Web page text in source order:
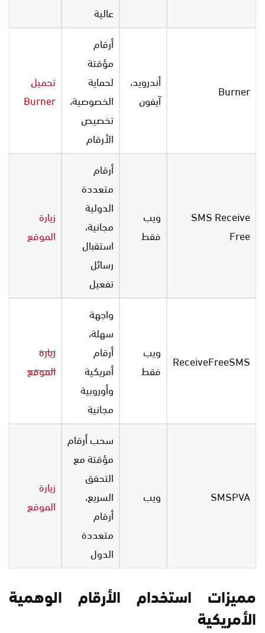
عالية
Burner
أندرويد،
آيفون
أرقام
مؤقتة
لحماية
الخصوصية،
تخصيص
الأرقام
تحميل
Burner
SMS Receive
Free
ويب
فقط
أرقام
متعددة
الدولية
مجانية،
استقبال
رسائل
تفعيل
زيارة
الموقع
ReceiveFreeSMS
ويب
فقط
واجهة
سهلة،
أرقام
أمريكية
وأوروبية
مجانية
زيارة
الموقع
SMSPVA ويب
سحب أرقام
مؤقتة مع
التحقق
السريع،
أرقام
متعددة
الدول
زيارة
الموقع
مميزات استخدام الأرقام الوهمية
الأمريكية